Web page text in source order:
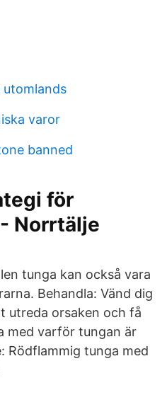
utomlands
varor
banned
för
Norrtälje
tunga kan också vara
Behandla: Vänd dig
utreda orsaken och få
med varför tungan är
Rödflammig tunga med